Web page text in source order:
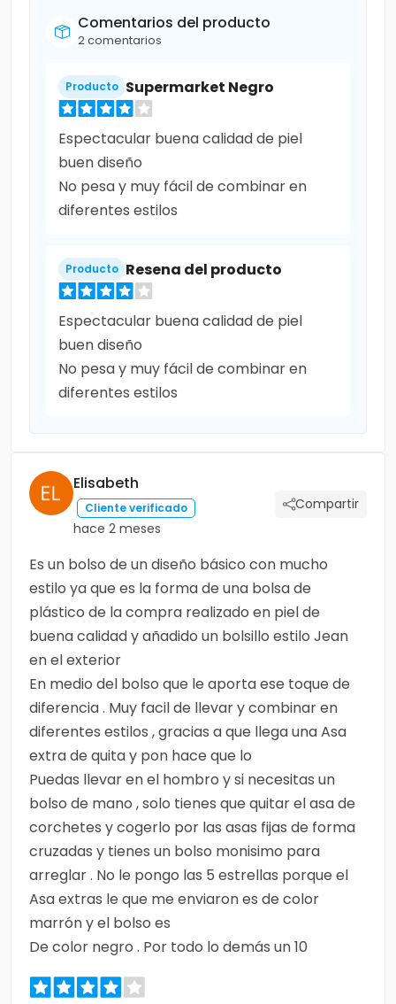
Comentarios del producto
2 comentarios
Producto Supermarket Negro
Espectacular buena calidad de piel
buen diseño
No pesa y muy fácil de combinar en
diferentes estilos
Producto Resena del producto
Espectacular buena calidad de piel
buen diseño
No pesa y muy fácil de combinar en
diferentes estilos
Elisabeth
Cliente verificado
hace 2 meses
Compartir
Es un bolso de un diseño básico con mucho
estilo ya que es la forma de una bolsa de
plástico de la compra realizado en piel de
buena calidad y añadido un bolsillo estilo Jean
en el exterior
En medio del bolso que le aporta ese toque de
diferencia . Muy facil de llevar y combinar en
diferentes estilos , gracias a que llega una Asa
extra de quita y pon hace que lo
Puedas llevar en el hombro y si necesitas un
bolso de mano , solo tienes que quitar el asa de
corchetes y cogerlo por las asas fijas de forma
cruzadas y tienes un bolso monisimo para
arreglar . No le pongo las 5 estrellas porque el
Asa extras le que me enviaron es de color
marrón y el bolso es
De color negro . Por todo lo demás un 10